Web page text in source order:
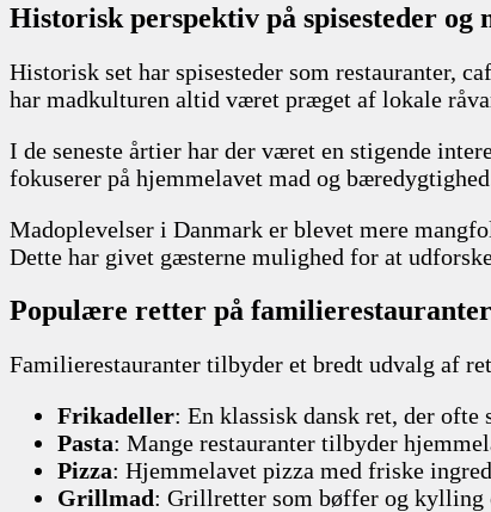
Historisk perspektiv på spisesteder og
Historisk set har spisesteder som restauranter,
har madkulturen altid været præget af lokale
I de seneste årtier har der været en stigende
fokuserer på hjemmelavet mad og
Madoplevelser i Danmark er blevet mere
Dette har givet gæsterne mulighed for at
Populære retter på familierestauranter
Familierestauranter tilbyder et bredt udvalg af
Frikadeller: En klassisk dansk ret, der ofte
Pasta: Mange restauranter tilbyder
Pizza: Hjemmelavet pizza med friske
Grillmad: Grillretter som bøffer og kylling